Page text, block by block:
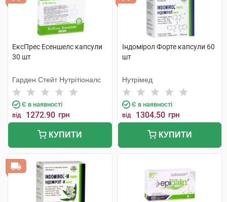
ЕксПрес Есеншелс капсули
30 шт
Гарден Стейт Нутрітіоналс
Є в наявності
від 1272.90 грн
КУПИТИ
Індомірол Форте капсули 60
шт
Нутрімед
Є в наявності
від 1304.50 грн
КУПИТИ